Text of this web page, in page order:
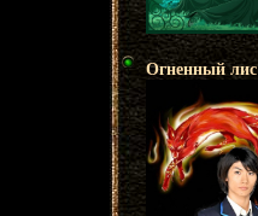
Огненный лис